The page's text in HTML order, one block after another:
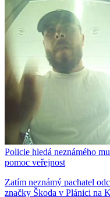
Policie hledá neznámého
pomoc veřejnost
Zatím neznámý pachatel
značky Škoda v Plánici na